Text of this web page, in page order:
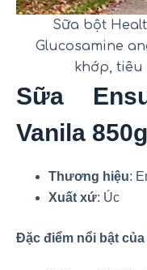
Sữa bột
Glucosamine
khớp,
Sữa
Vanila 850g
Thương hiệu:
Xuất xứ: Úc
Đặc điểm nổi bật của